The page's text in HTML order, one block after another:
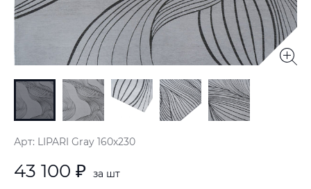
Арт: LIPARI Gray 160х230
43 100 ₽ за шт